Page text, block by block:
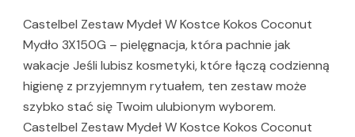
Castelbel Zestaw Mydeł W Kostce Kokos Coconut
Mydło 3X150G – pielęgnacja, która pachnie jak
wakacje Jeśli lubisz kosmetyki, które łączą codzienną
higienę z przyjemnym rytuałem, ten zestaw może
szybko stać się Twoim ulubionym wyborem.
Castelbel Zestaw Mydeł W Kostce Kokos Coconut